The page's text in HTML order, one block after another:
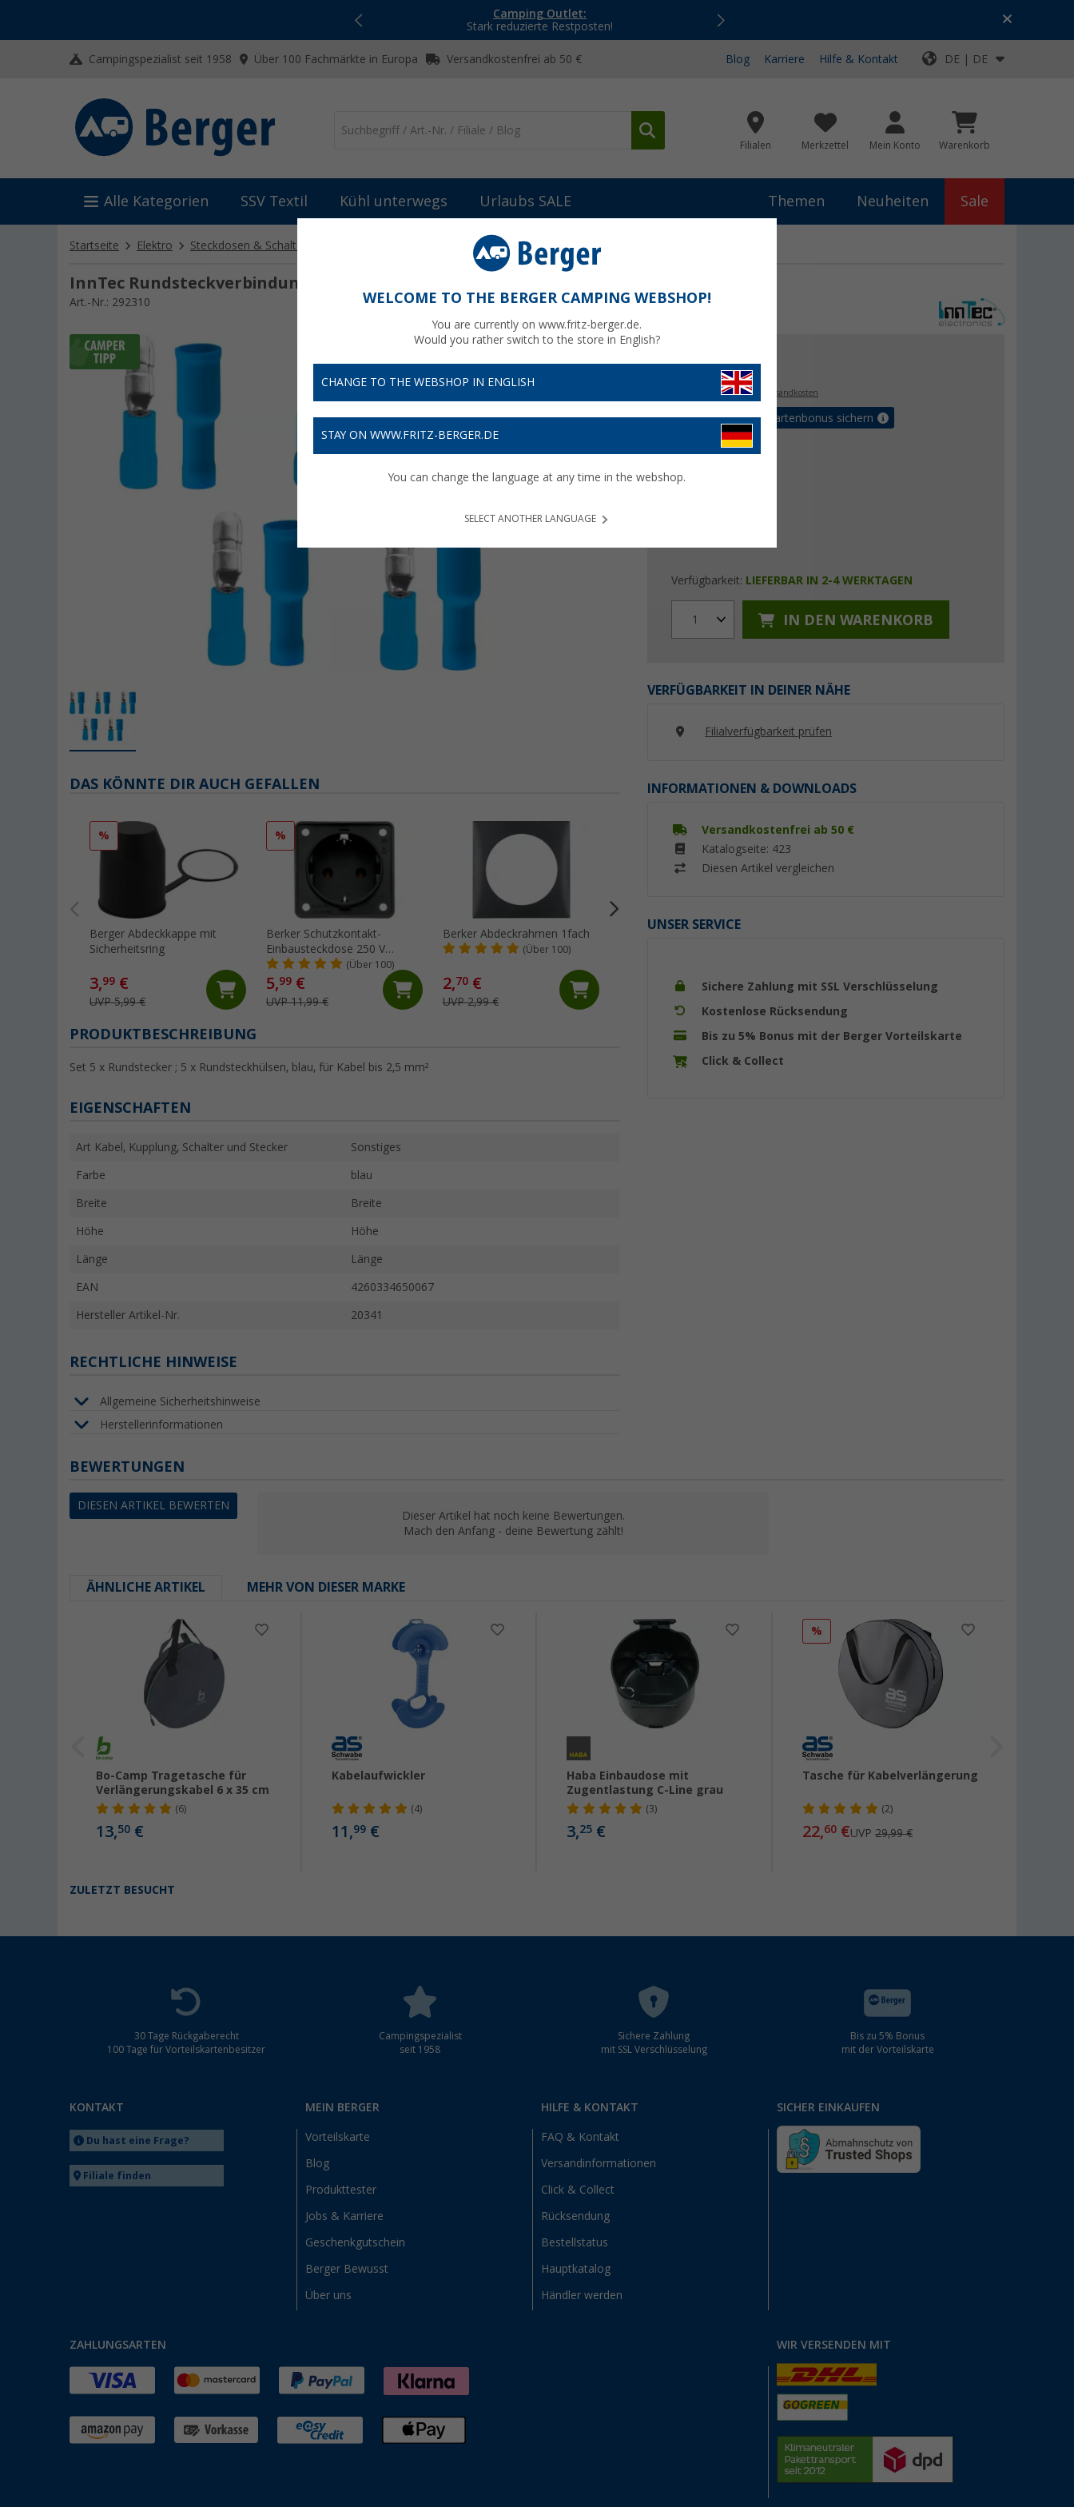
Camping Outlet:
Stark reduzierte Restposten!
Top-Deals für dein Abenteuer!
Campingspezialist seit 1958 Über 100 Fachmärkte in Europa Versandkostenfrei ab 50 € Blog Karriere Hilfe & Kontakt DE | DE
Filialen Merkzettel Mein Konto Warenkorb
Alle Kategorien SSV Textil Kühl unterwegs Urlaubs SALE Themen Neuheiten Sale
Startseite Elektro Steckdosen & Schalter InnTec Rundsteckverbindung 4 mm (5er Set)
InnTec Rundsteckverbindung 4 mm (5er Set)
Art.-Nr.: 292310
3, €
Preise inkl. MwSt.,zzgl. Versandkosten
Bis zu 5% Vorteilskartenbonus sichern
Verfügbarkeit: LIEFERBAR IN 2-4 WERKTAGEN
1 IN DEN WARENKORB
VERFÜGBARKEIT IN DEINER NÄHE
Filialverfügbarkeit prüfen
INFORMATIONEN & DOWNLOADS
Versandkostenfrei ab 50 €
Katalogseite: 423
Diesen Artikel vergleichen
UNSER SERVICE
Sichere Zahlung mit SSL Verschlüsselung
Kostenlose Rücksendung
Bis zu 5% Bonus mit der Berger Vorteilskarte
Click & Collect
DAS KÖNNTE DIR AUCH GEFALLEN
%
Berger Abdeckkappe mit
Sicherheitsring
3,99 €
UVP 5,99 €
%
Berker Schutzkontakt-
Einbausteckdose 250 V
anthrazit
(Über 100)
5,99 €
UVP 11,99 €
Berker Abdeckrahmen 1fach
(Über 100)
2,70 €
UVP 2,99 €
%
4,99 €
PRODUKTBESCHREIBUNG
Set 5 x Rundstecker ; 5 x Rundsteckhülsen, blau, für Kabel bis 2,5 mm²
EIGENSCHAFTEN
Art Kabel, Kupplung, Schalter und Stecker Sonstiges
Farbe blau
Breite Breite
Höhe Höhe
Länge Länge
EAN 4260334650067
Hersteller Artikel-Nr. 20341
RECHTLICHE HINWEISE
Allgemeine Sicherheitshinweise
Herstellerinformationen
BEWERTUNGEN
DIESEN ARTIKEL BEWERTEN
Dieser Artikel hat noch keine Bewertungen.
Mach den Anfang - deine Bewertung zählt!
ÄHNLICHE ARTIKEL MEHR VON DIESER MARKE
Bo-Camp Tragetasche für
Verlängerungskabel 6 x 35 cm
(6)
13,50 €
Kabelaufwickler
(4)
11,99€
Haba Einbaudose mit
Zugentlastung C-Line grau
(3)
3,25 €
%
Tasche für Kabelverlängerung
(2)
22,60€UVP 29,99 €
ZULETZT BESUCHT
30 Tage Rückgaberecht
100 Tage für Vorteilskartenbesitzer
Campingspezialist
seit 1958
Sichere Zahlung
mit SSL Verschlüsselung
Bis zu 5% Bonus
mit der Vorteilskarte
KONTAKT
Du hast eine Frage?
Filiale finden
MEIN BERGER
Vorteilskarte
Blog
Produkttester
Jobs & Karriere
Geschenkgutschein
Berger Bewusst
Über uns
HILFE & KONTAKT
FAQ & Kontakt
Versandinformationen
Click & Collect
Rücksendung
Bestellstatus
Hauptkatalog
Händler werden
SICHER EINKAUFEN
ZAHLUNGSARTEN WIR VERSENDEN MIT
WELCOME TO THE BERGER CAMPING WEBSHOP!
You are currently on www.fritz-berger.de.
Would you rather switch to the store in English?
CHANGE TO THE WEBSHOP IN ENGLISH
STAY ON WWW.FRITZ-BERGER.DE
You can change the language at any time in the webshop.
SELECT ANOTHER LANGUAGE